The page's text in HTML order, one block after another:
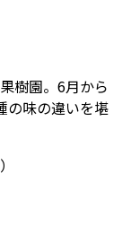
樹園。6月から
の味の違いを堪